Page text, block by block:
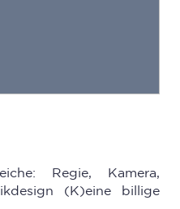
Regie, Kamera,
(K)eine billige